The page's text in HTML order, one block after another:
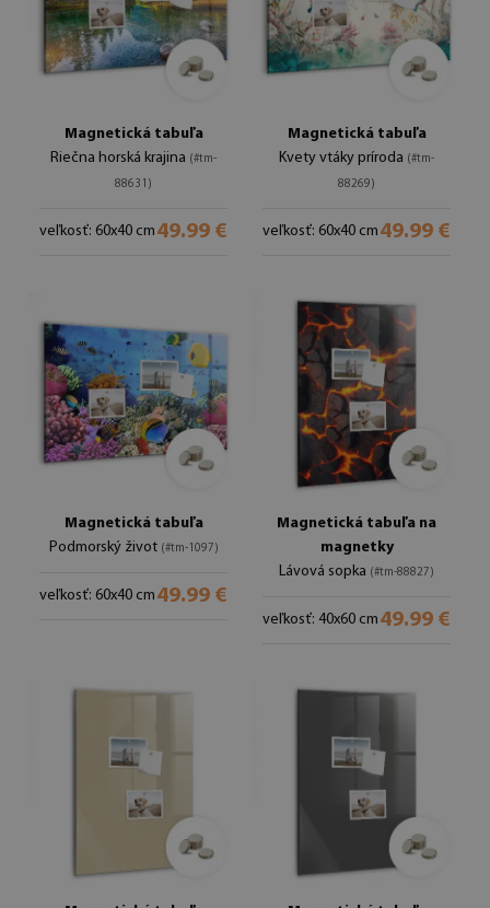
Magnetická tabuľa
Riečna horská krajina (#tm-
88631)
veľkosť: 60x40 cm 49.99 €
Magnetická tabuľa
Kvety vtáky príroda (#tm-
88269)
veľkosť: 60x40 cm 49.99 €
Magnetická tabuľa
Podmorský život (#tm-1097)
veľkosť: 60x40 cm 49.99 €
Magnetická tabuľa na
magnetky
Lávová sopka (#tm-88827)
veľkosť: 40x60 cm 49.99 €